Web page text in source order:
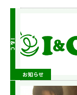
お知らせ